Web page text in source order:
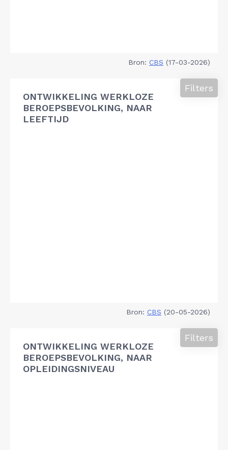
Bron: CBS (17-03-2026)
ONTWIKKELING WERKLOZE
BEROEPSBEVOLKING, NAAR
LEEFTIJD
Filters
Bron: CBS (20-05-2026)
ONTWIKKELING WERKLOZE
BEROEPSBEVOLKING, NAAR
OPLEIDINGSNIVEAU
Filters